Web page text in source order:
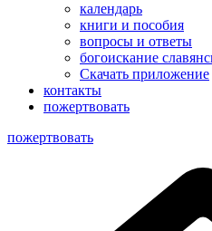
календарь
книги и пособия
вопросы и ответы
богоискание
Скачать приложение
контакты
пожертвовать
пoжертвовать